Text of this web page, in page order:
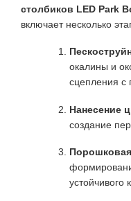
столбиков LED Park
включает несколько
окалины и
сцепления с
Нанесение
создание
устойчивого